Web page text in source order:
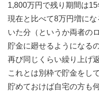
1,800万円で残り期間は
現在と比べて8万円増に
いた分（というか両者の
貯金に廻せるようになる
再び同じくらい繰り上げ
これとは別枠で貯金をし
貯めておけば自宅の方も